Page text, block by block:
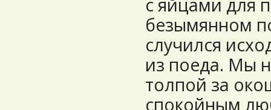
с яйцами для
безымянном
случился
из поеда. Мы
толпой за
спокойным